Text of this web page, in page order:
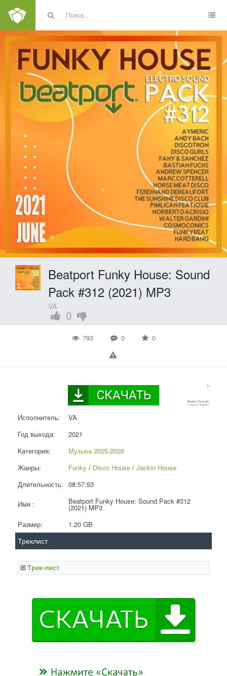
Beatport Funky House: Sound
Pack #312 (2021) MP3
VA
0
793 0 0
Исполнитель:
VA
Год выхода:
2021
Категория:
Музыка 2025-2026
Жанры:
Funky / Disco House / Jackin House
Длительность: 08:57:53
Имя : Beatport Funky House: Sound Pack #312
(2021) MP3
Размер:
1.20 GB
Треклист
Трек-лист